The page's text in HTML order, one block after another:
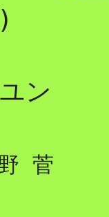
ン
菅